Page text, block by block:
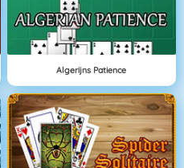
Algerijns Patience